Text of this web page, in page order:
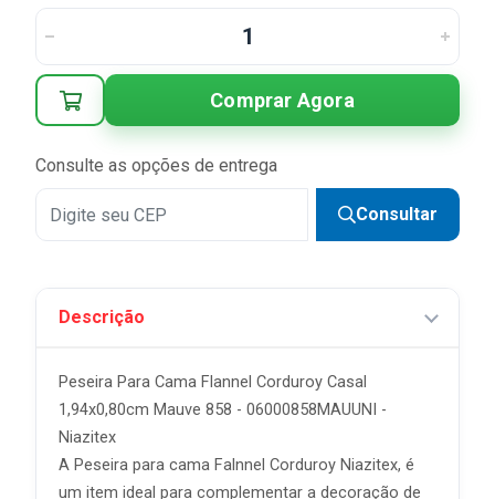
Comprar Agora
Consulte as opções de entrega
Consultar
Descrição
Peseira Para Cama Flannel Corduroy Casal
1,94x0,80cm Mauve 858 - 06000858MAUUNI -
Niazitex
A Peseira para cama Falnnel Corduroy Niazitex, é
um item ideal para complementar a decoração de